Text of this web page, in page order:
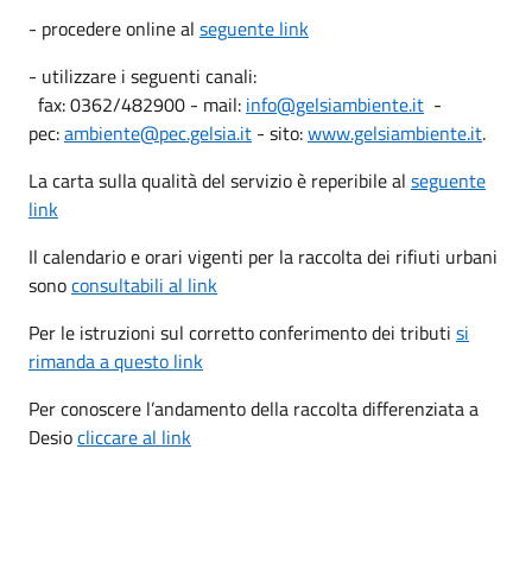
- procedere online al seguente link
- utilizzare i seguenti canali:
fax: 0362/482900 - mail: info@gelsiambiente.it -
pec:ambiente@pec.gelsia.it - sito:www.gelsiambiente.it.
La carta sulla qualità del servizio è reperibile al seguente
link
Il calendario e orari vigenti per la raccolta dei rifiuti urbani
sonoconsultabili al link
Per le istruzioni sul corretto conferimento dei tributi si
rimanda a questo link
Per conoscere l’andamento della raccolta differenziata a
Desiocliccare al link